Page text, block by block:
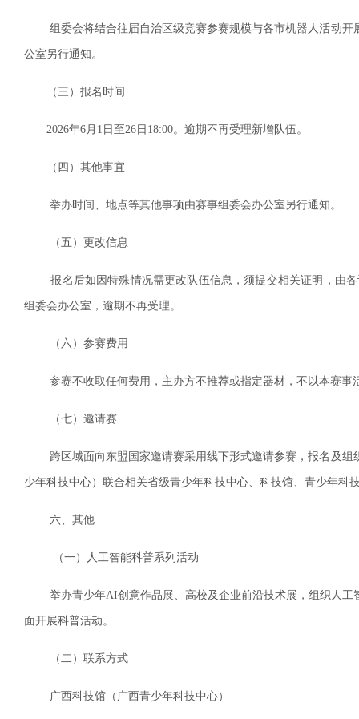
组委会将结合往届自治区级竞赛参赛规模与各市机器人活动开
公室另行通知。
（三）报名时间
2026年6月1日至26日18:00。逾期不再受理新增队伍。
（四）其他事宜
举办时间、地点等其他事项由赛事组委会办公室另行通知。
（五）更改信息
报名后如因特殊情况需更改队伍信息，须提交相关证明，由各
组委会办公室，逾期不再受理。
（六）参赛费用
参赛不收取任何费用，主办方不推荐或指定器材，不以本赛事
（七）邀请赛
跨区域面向东盟国家邀请赛采用线下形式邀请参赛，报名及组
少年科技中心）联合相关省级青少年科技中心、科技馆、青少年科
六、其他
（一）人工智能科普系列活动
举办青少年AI创意作品展、高校及企业前沿技术展，组织人工
面开展科普活动。
（二）联系方式
广西科技馆（广西青少年科技中心）